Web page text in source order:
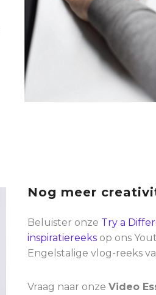
Nog meer
Beluister onze Try a
inspiratiereeks op ons
Engelstalige vlog-reeks
Vraag naar onze Video